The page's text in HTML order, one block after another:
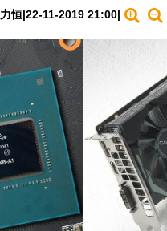
用
恒|22-11-2019 21:00|